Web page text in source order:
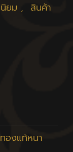
ยม , สินค้า
องแท้หนา